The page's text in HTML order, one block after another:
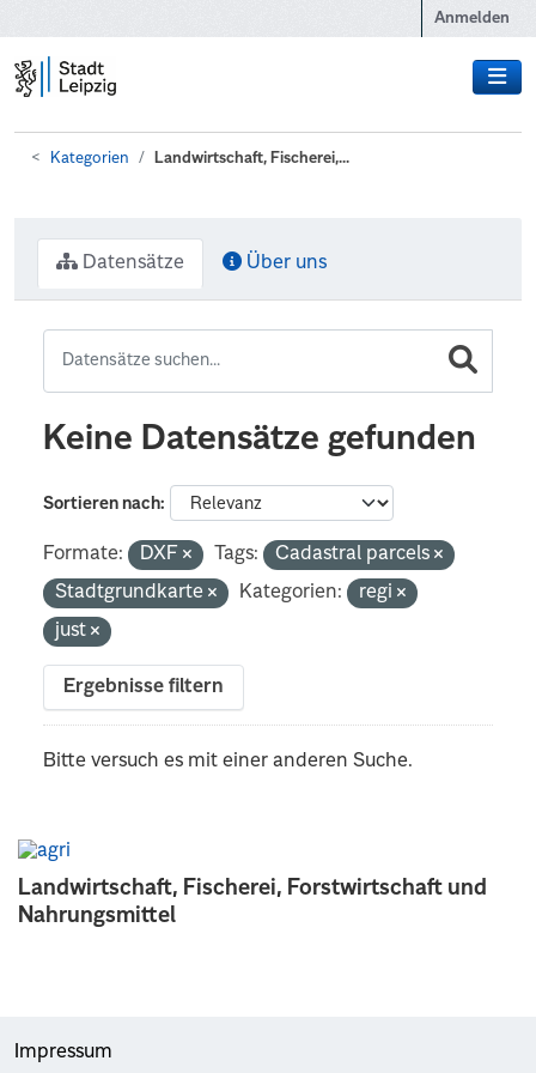
Anmelden
Kategorien Landwirtschaft, Fischerei,...
Landwirtschaft, Fischerei, Forstwirtschaft und
Nahrungsmittel
Datensätze Über uns
Keine Datensätze gefunden
Sortieren nach
Formate: DXF Tags:
Cadastral parcels
Stadtgrundkarte
Kategorien:
regi
just
Ergebnisse filtern
Bitte versuch es mit einer anderen Suche.
Impressum